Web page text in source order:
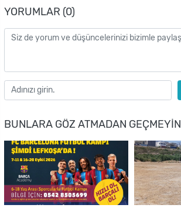
YORUMLAR (0)
BUNLARA GÖZ ATMADAN GEÇMEYIN